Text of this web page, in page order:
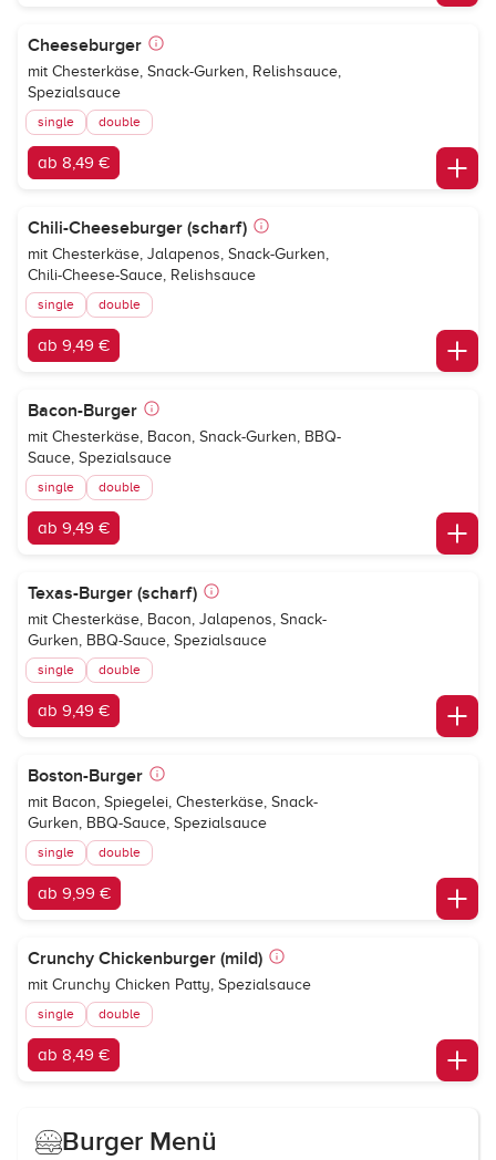
Cheeseburger
mit Chesterkäse, Snack-Gurken, Relishsauce,
Spezialsauce
single double
ab 8,49 €
Chili-Cheeseburger (scharf)
mit Chesterkäse, Jalapenos, Snack-Gurken,
Chili-Cheese-Sauce, Relishsauce
single double
ab 9,49 €
Bacon-Burger
mit Chesterkäse, Bacon, Snack-Gurken, BBQ-
Sauce, Spezialsauce
single double
ab 9,49 €
Texas-Burger (scharf)
mit Chesterkäse, Bacon, Jalapenos, Snack-
Gurken, BBQ-Sauce, Spezialsauce
single double
ab 9,49 €
Boston-Burger
mit Bacon, Spiegelei, Chesterkäse, Snack-
Gurken, BBQ-Sauce, Spezialsauce
single double
ab 9,99 €
Crunchy Chickenburger (mild)
mit Crunchy Chicken Patty, Spezialsauce
single double
ab 8,49 €
Burger Menü